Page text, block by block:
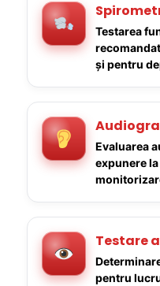
Testarea
și pentru
Evaluarea
expunere
Testare
pentru